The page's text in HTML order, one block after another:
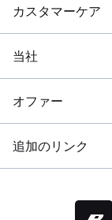
カスタマーケア
当社
オファー
追加のリンク